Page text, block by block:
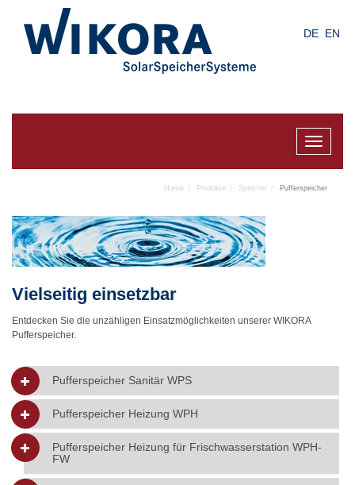
DE EN
Toggle
Home Produkte Speicher Pufferspeicher
Vielseitig einsetzbar
Entdecken Sie die unzähligen Einsatzmöglichkeiten unserer WIKORA
Pufferspeicher.
Pufferspeicher Sanitär WPS
Pufferspeicher Heizung WPH
Pufferspeicher Heizung für Frischwasserstation WPH-
FW